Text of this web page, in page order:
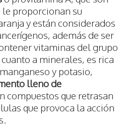
proporcionan su
y están considerados
además de ser
vitaminas del grupo
a minerales, es rica
y potasio,
lleno de
compuestos que retrasan
que provoca la acción